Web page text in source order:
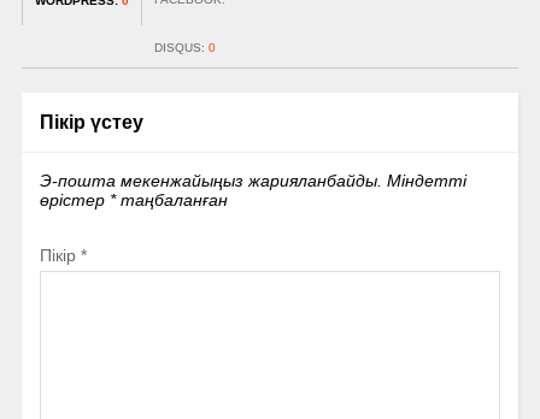
DISQUS: 0
Пікір үстеу
Э-пошта мекенжайыңыз жарияланбайды. Міндетті
өрістер *таңбаланған
Пікір *